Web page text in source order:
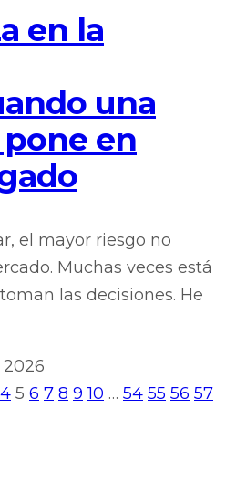
en la
una
en
el mayor riesgo no
Muchas veces está
las decisiones. He
4 5 6 7 8 9 10 … 54 55 56 57